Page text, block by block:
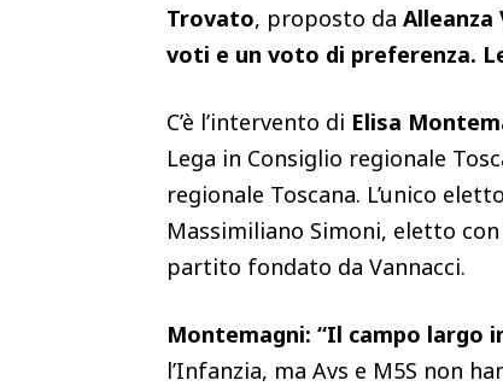
Trovato, proposto da Alleanza
voti e un voto di preferenza.
C’è l’intervento di Elisa
Lega in Consiglio regionale
regionale Toscana. L’unico
Massimiliano Simoni, eletto
partito fondato da Vannacci.
Montemagni: “Il campo largo
l’Infanzia, ma Avs e M5S non